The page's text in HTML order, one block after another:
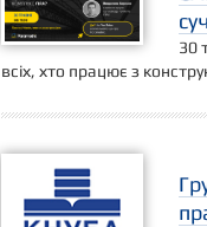
30
всіх, хто працює з